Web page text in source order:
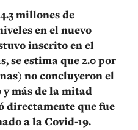
millones de
en el nuevo
inscrito en el
se estima que 2.0 por
no concluyeron el
y más de la mitad
directamente que fue
a la Covid-19.